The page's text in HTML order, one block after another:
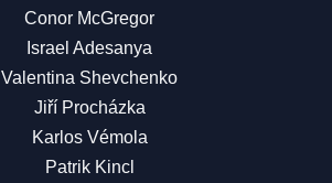
Conor McGregor
Israel Adesanya
Valentina Shevchenko
Jiří Procházka
Karlos Vémola
Patrik Kincl